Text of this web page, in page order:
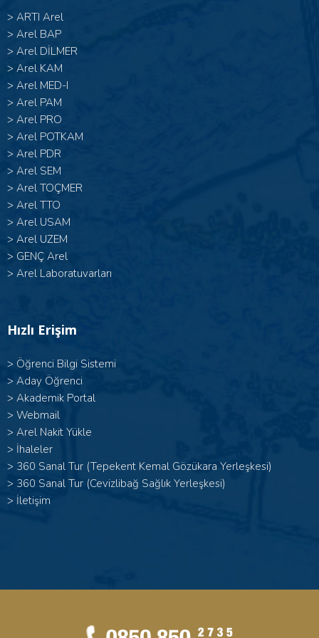
> ARTI Arel
> Arel BAP
> Arel DİLMER
> Arel KAM
> Arel MED-I
> Arel PAM
> Arel PRO
> Arel POTKAM
> Arel PDR
> Arel SEM
> Arel TOÇMER
> Arel TTO
> Arel USAM
> Arel UZEM
> GENÇ Arel
> Arel Laboratuvarları
Hızlı Erişim
> Öğrenci Bilgi Sistemi
> Aday Öğrenci
> Akademik Portal
> Webmail
> Arel Nakit Yükle
> İhaleler
> 360 Sanal Tur (Tepekent Kemal Gözükara Yerleşkesi)
> 360 Sanal Tur (Cevizlibağ Sağlık Yerleşkesi)
> İletişim